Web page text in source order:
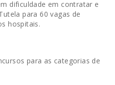
dificuldade em contratar e
para 60 vagas de
hospitais.
para as categorias de